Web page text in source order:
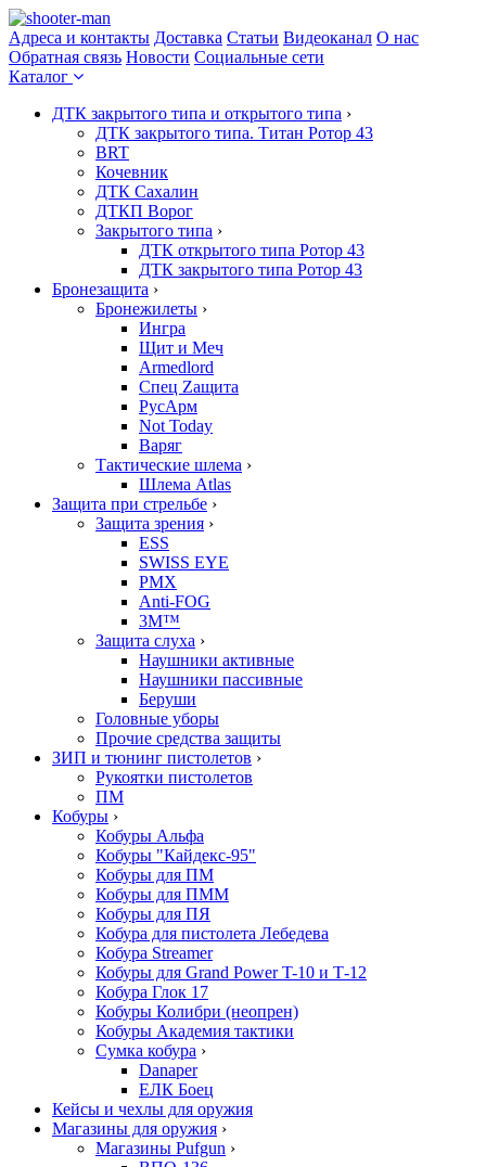
Адреса и контакты Доставка Статьи Видеоканал О нас
Обратная связь Новости Социальные сети
Каталог
ДТК закрытого типа и открытого типа ›
ДТК закрытого типа. Титан Ротор 43
BRT
Кочевник
ДТК Сахалин
ДТКП Ворог
Закрытого типа ›
ДТК открытого типа Ротор 43
ДТК закрытого типа Ротор 43
Бронезащита ›
Бронежилеты ›
Ингра
Щит и Меч
Armedlord
Спец Zащита
РусАрм
Not Today
Варяг
Тактические шлема ›
Шлема Atlas
Защита при стрельбе ›
Защита зрения ›
ESS
SWISS EYE
PMX
Anti-FOG
3M™
Защита слуха ›
Наушники активные
Наушники пассивные
Беруши
Головные уборы
Прочие средства защиты
ЗИП и тюнинг пистолетов ›
Рукоятки пистолетов
ПМ
Кобуры ›
Кобуры Альфа
Кобуры "Кайдекс-95"
Кобуры для ПМ
Кобуры для ПММ
Кобуры для ПЯ
Кобура для пистолета Лебедева
Кобура Streamer
Кобуры для Grand Power T-10 и Т-12
Кобура Глок 17
Кобуры Колибри (неопрен)
Кобуры Академия тактики
Сумка кобура ›
Danaper
ЕЛК Боец
Кейсы и чехлы для оружия
Магазины для оружия ›
Магазины Pufgun ›